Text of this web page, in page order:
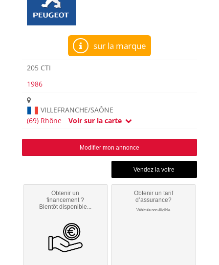
sur la marque
205 CTI
1986
VILLEFRANCHE/SAÔNE
(69) Rhône
Voir sur la carte
Modifier mon annonce
Obtenir un
financement ?
Bientôt disponible...
Obtenir un tarif
d’assurance?
Véhicule non éligible.